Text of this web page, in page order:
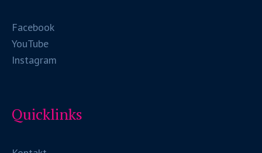
Facebook
YouTube
Instagram
Quicklinks